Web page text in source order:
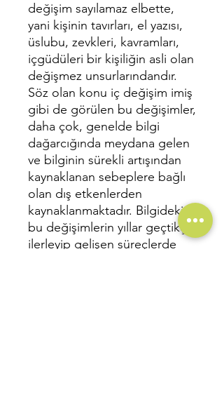
değişim sayılamaz elbette,
yani kişinin tavırları, el yazısı,
üslubu, zevkleri, kavramları,
içgüdüleri bir kişiliğin asli olan
değişmez unsurlarındandır.
Söz olan konu iç değişim imiş
gibi de görülen bu değişimler,
daha çok, genelde bilgi
dağarcığında meydana gelen
ve bilginin sürekli artışından
kaynaklanan sebeplere bağlı
olan dış etkenlerden
kaynaklanmaktadır. Bilgideki
bu değişimlerin yıllar geçtikçe
ilerleyip gelişen süreçlerde